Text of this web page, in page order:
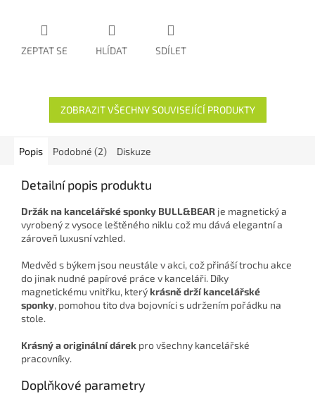
ZEPTAT SE HLÍDAT SDÍLET
ZOBRAZIT VŠECHNY SOUVISEJÍCÍ PRODUKTY
Popis Podobné (2) Diskuze
Detailní popis produktu
Držák na kancelářské sponky BULL&BEAR je magnetický a
vyrobený z vysoce leštěného niklu což mu dává elegantní a
zároveň luxusní vzhled.
Medvěd s býkem jsou neustále v akci, což přináší trochu akce
do jinak nudné papírové práce v kanceláři. Díky
magnetickému vnitřku, kterýkrásně drží kancelářské
sponky, pomohou tito dva bojovníci s udržením pořádku na
stole.
Krásný a originální dárek pro všechny kancelářské
pracovníky.
Doplňkové parametry